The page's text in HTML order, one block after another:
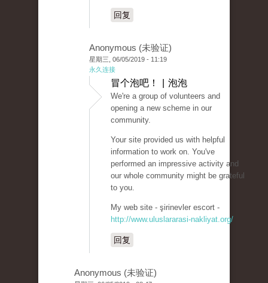
回复
Anonymous (未验证)
星期三, 06/05/2019 - 11:19
永久连接
冒个泡吧！ | 泡泡
We're a group of volunteers and
opening a new scheme in our
community.
Your site provided us with helpful
information to work on. You've
performed an impressive activity and
our whole community might be grateful
to you.
My web site - şirinevler escort -
http://www.uluslararasi-nakliyat.org/
回复
Anonymous (未验证)